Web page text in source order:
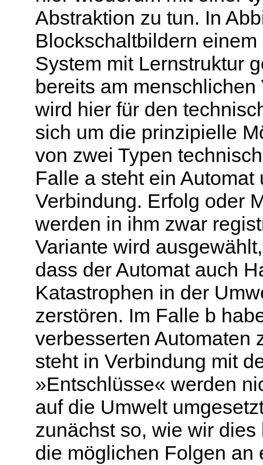
Abstraktion zu tun. In
Blockschaltbildern
System mit Lernstruktur
bereits am
wird hier für den
sich um die prinzipielle
von zwei Typen
Falle a steht ein
Verbindung. Erfolg oder
werden in ihm zwar
Variante wird
dass der Automat auch
Katastrophen in der
zerstören. Im Falle b
verbesserten Automaten
steht in Verbindung mit
»Entschlüsse« werden
auf die Umwelt
zunächst so, wie wir
die möglichen Folgen an